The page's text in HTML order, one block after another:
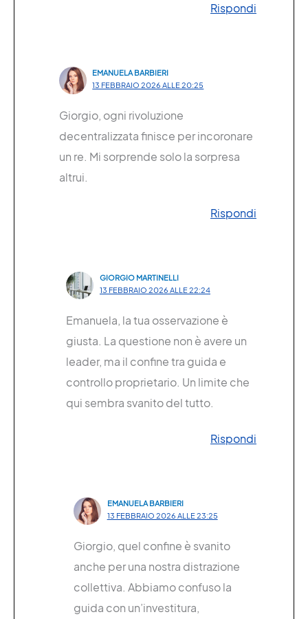
Rispondi
EMANUELA BARBIERI
13 FEBBRAIO 2026 ALLE 20:25
Giorgio, ogni rivoluzione
decentralizzata finisce per incoronare
un re. Mi sorprende solo la sorpresa
altrui.
Rispondi
GIORGIO MARTINELLI
13 FEBBRAIO 2026 ALLE 22:24
Emanuela, la tua osservazione è
giusta. La questione non è avere un
leader, ma il confine tra guida e
controllo proprietario. Un limite che
qui sembra svanito del tutto.
Rispondi
EMANUELA BARBIERI
13 FEBBRAIO 2026 ALLE 23:25
Giorgio, quel confine è svanito
anche per una nostra distrazione
collettiva. Abbiamo confuso la
guida con un’investitura,